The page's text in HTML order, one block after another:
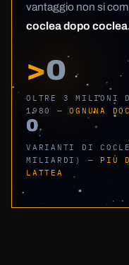
vantaggio non si
coclea dopo
>0
OLTRE 3 MILIONI
1980 —OGNUNA
0
VARIANTI DI
MILIARDI) — PIÙ
LATTEA